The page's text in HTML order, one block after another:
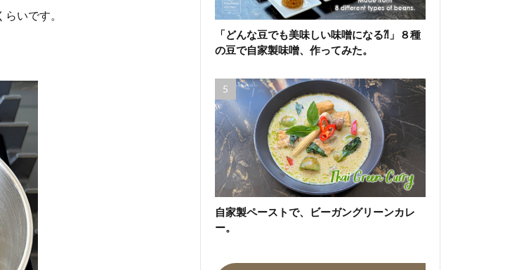
いです。
「どんな豆でも美味しい味噌になる⁈」８種
の豆で自家製味噌、作ってみた。
自家製ペーストで、ビーガングリーンカレ
ー。